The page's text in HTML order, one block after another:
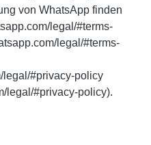
von WhatsApp finden
legal/#terms-
legal/#terms-
legal/#privacy-policy
legal/#privacy-policy).